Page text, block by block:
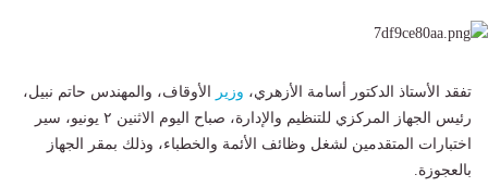
تفقد الأستاذ الدكتور أسامة الأزهري، وزير
الأوقاف، والمهندس حاتم نبيل،
رئيس الجهاز المركزي للتنظيم والإدارة، صباح اليوم الاثنين ٢ يونيو، سير
اختبارات المتقدمين لشغل وظائف الأئمة والخطباء، وذلك بمقر الجهاز
بالعجوزة.